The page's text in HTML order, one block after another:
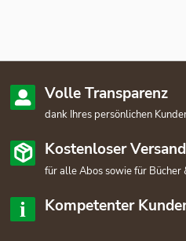
Volle Transparenz
dank Ihres persönlichen
Kostenloser Versand
für alle Abos sowie für
Kompetenter